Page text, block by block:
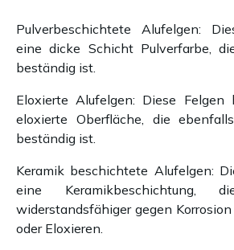
Pulverbeschichtete Alufelgen:
eine dicke Schicht Pulverfarbe,
beständig ist.
Eloxierte Alufelgen: Diese Felgen
eloxierte Oberfläche, die
beständig ist.
Keramik beschichtete Alufelgen:
eine Keramikbeschichtung,
widerstandsfähiger gegen
oder Eloxieren.